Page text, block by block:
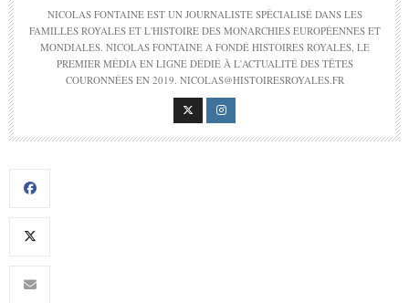
NICOLAS FONTAINE EST UN JOURNALISTE SPÉCIALISÉ DANS LES
FAMILLES ROYALES ET L'HISTOIRE DES MONARCHIES EUROPÉENNES ET
MONDIALES. NICOLAS FONTAINE A FONDÉ HISTOIRES ROYALES, LE
PREMIER MÉDIA EN LIGNE DÉDIÉ À L'ACTUALITÉ DES TÊTES
COURONNÉES EN 2019. NICOLAS@HISTOIRESROYALES.FR